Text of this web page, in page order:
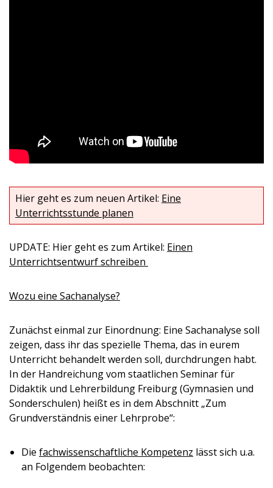
Hier geht es zum neuen Artikel: Eine
Unterrichtsstunde planen
UPDATE: Hier geht es zum Artikel: Einen
Unterrichtsentwurf schreiben
Wozu eine Sachanalyse?
Zunächst einmal zur Einordnung: Eine Sachanalyse soll
zeigen, dass ihr das spezielle Thema, das in eurem
Unterricht behandelt werden soll, durchdrungen habt.
In der Handreichung vom staatlichen Seminar für
Didaktik und Lehrerbildung Freiburg (Gymnasien und
Sonderschulen) heißt es in dem Abschnitt „Zum
Grundverständnis einer Lehrprobe“:
Die fachwissenschaftliche Kompetenz lässt sich u.a.
an Folgendem beobachten: